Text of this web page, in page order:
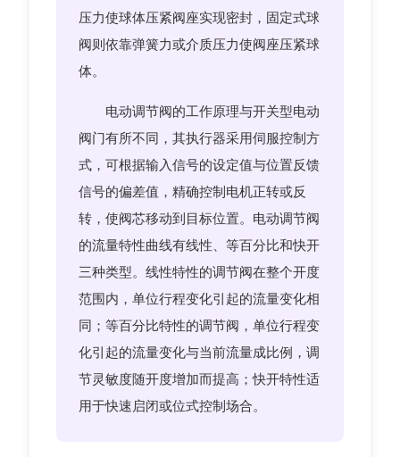
压力使球体压紧阀座实现密封，固定式球
阀则依靠弹簧力或介质压力使阀座压紧球
体。
电动调节阀的工作原理与开关型电动
阀门有所不同，其执行器采用伺服控制方
式，可根据输入信号的设定值与位置反馈
信号的偏差值，精确控制电机正转或反
转，使阀芯移动到目标位置。电动调节阀
的流量特性曲线有线性、等百分比和快开
三种类型。线性特性的调节阀在整个开度
范围内，单位行程变化引起的流量变化相
同；等百分比特性的调节阀，单位行程变
化引起的流量变化与当前流量成比例，调
节灵敏度随开度增加而提高；快开特性适
用于快速启闭或位式控制场合。